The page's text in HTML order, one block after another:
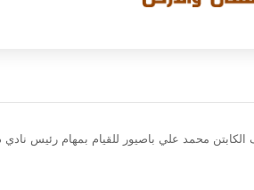
الكابتن محمد علي باصيور للقيام بمهام رئيس